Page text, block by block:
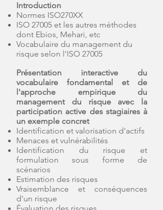
Introduction
Normes ISO270XX
ISO 27005 et les autres méthodes
dont Ebios, Mehari, etc
Vocabulaire du management du
risque selon l'ISO 27005
Présentation interactive du
vocabulaire fondamental et de
l'approche empirique du
management du risque avec la
participation active des stagiaires à
un exemple concret
Identification et valorisation d'actifs
Menaces et vulnérabilités
Identification du risque et
formulation sous forme de
scénarios
Estimation des risques
Vraisemblance et conséquences
d'un risque